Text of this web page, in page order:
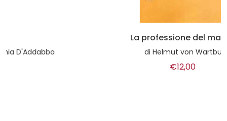
La professione del maestro
Helmut von Wartburg